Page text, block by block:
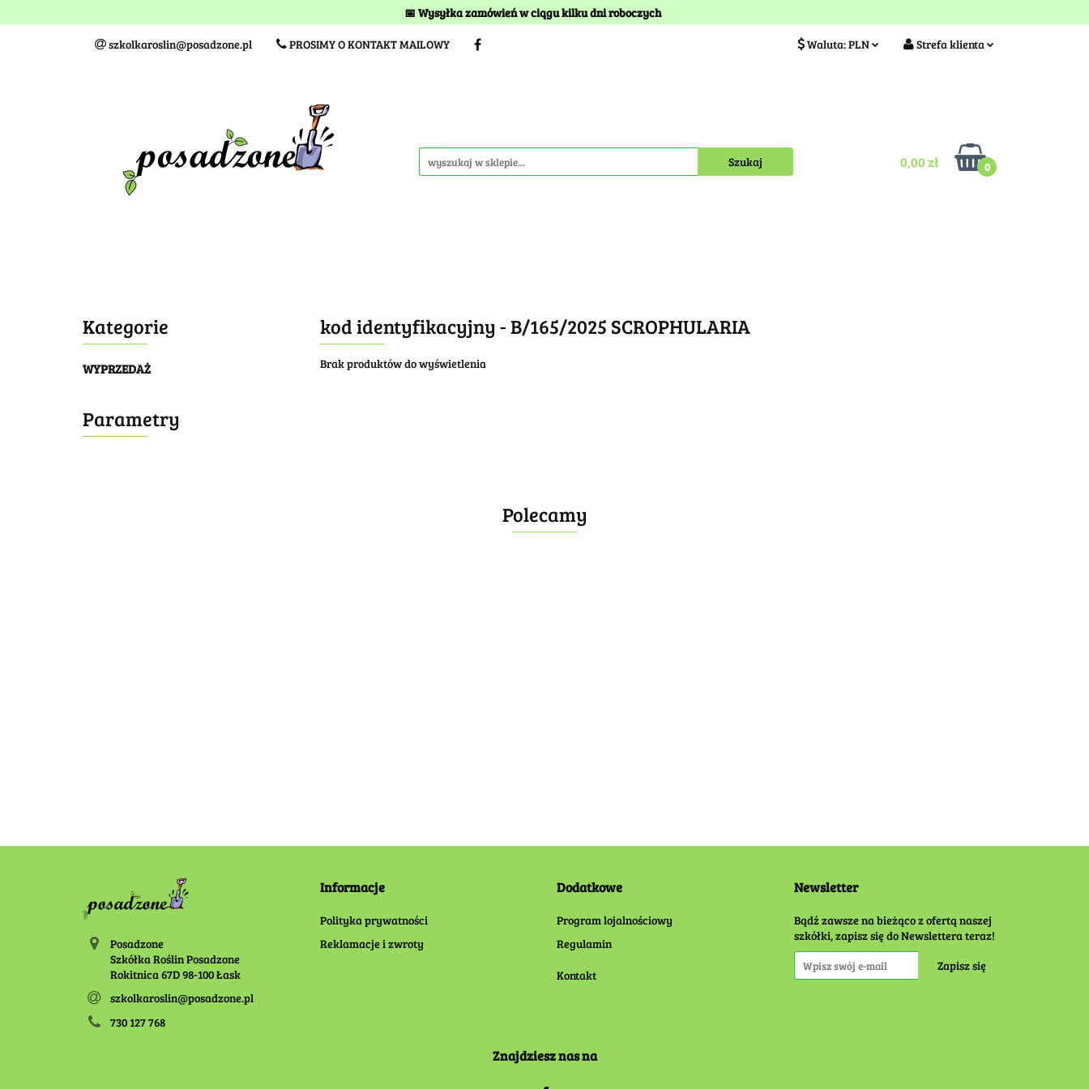
📅 Wysyłka zamówień w ciągu kilku dni roboczych
szkolkaroslin@posadzone.pl PROSIMY O KONTAKT MAILOWY Waluta:PLN Strefa klienta
0,00 zł 0
Wielkość sadzonki TERMINY I KOSZTY DOSTAWY BEZ TORFU Kwitnienia Idea szkółki
Kategorie
WYPRZEDAŻ
Parametry
kod identyfikacyjny - B/165/2025 SCROPHULARIA
Brak produktów do wyświetlenia
Polecamy
Posadzone
Szkółka Roślin Posadzone
Rokitnica 67D 98-100 Łask
szkolkaroslin@posadzone.pl
730 127 768
Informacje
Polityka prywatności
Reklamacje i zwroty
Dodatkowe
Program lojalnościowy
Regulamin
Kontakt
Newsletter
Bądź zawsze na bieżąco z ofertą naszej
szkółki, zapisz się do Newslettera teraz!
Znajdziesz nas na